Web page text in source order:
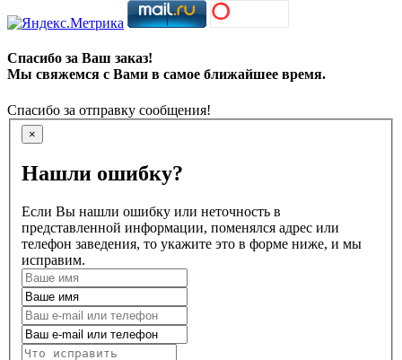
Спасибо за Ваш заказ!
Мы свяжемся с Вами в самое ближайшее время.
Спасибо за отправку сообщения!
×
Нашли ошибку?
Если Вы нашли ошибку или неточность в
представленной информации, поменялся адрес или
телефон заведения, то укажите это в форме ниже, и мы
исправим.